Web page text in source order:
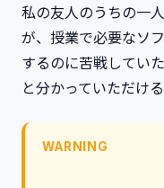
私の友人のうちの一
が、授業で必要なソ
するのに苦戦してい
と分かっていただけ
WARNING